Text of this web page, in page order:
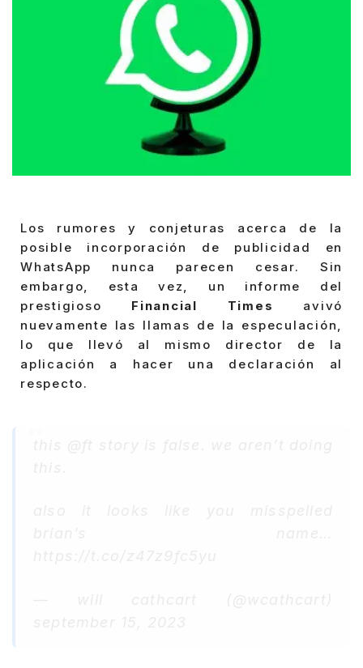
Los rumores y conjeturas acerca de la
posible incorporación de publicidad en
WhatsApp nunca parecen cesar. Sin
embargo, esta vez, un informe del
prestigioso Financial Times
avivó
nuevamente las llamas de la especulación,
lo que llevó al mismo director de la
aplicación a hacer una declaración al
respecto.